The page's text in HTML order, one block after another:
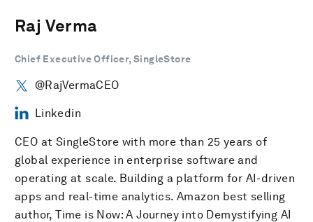
Raj Verma
Chief Executive Officer, SingleStore
@RajVermaCEO
Linkedin
CEO at SingleStore with more than 25 years of
global experience in enterprise software and
operating at scale. Building a platform for AI-driven
apps and real-time analytics. Amazon best selling
author, Time is Now: A Journey into Demystifying AI